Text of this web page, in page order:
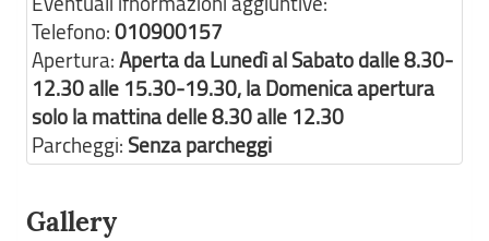
Telefono:010900157
Apertura:Aperta da Lunedì al Sabato dalle 8.30-
12.30 alle 15.30-19.30, la Domenica apertura
solo la mattina delle 8.30 alle 12.30
Parcheggi: Senza parcheggi
Gallery